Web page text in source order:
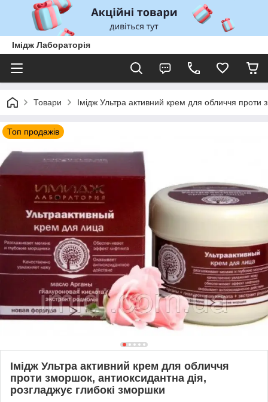
Імідж Лабораторія
Товари Імідж Ультра активний крем для обличчя проти
Топ продажів
Імідж Ультра активний крем для обличчя
проти зморшок, антиоксидантна дія,
розгладжує глибокі зморшки